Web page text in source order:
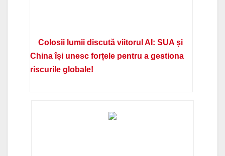
Colosii lumii discută viitorul AI: SUA și
China își unesc forțele pentru a gestiona
riscurile globale!